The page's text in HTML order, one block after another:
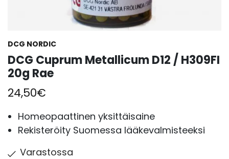
DCG NORDIC
DCG Cuprum Metallicum D12 / H309FI
20g Rae
24,50€
Homeopaattinen yksittäisaine
Rekisteröity Suomessa lääkevalmisteeksi
Varastossa